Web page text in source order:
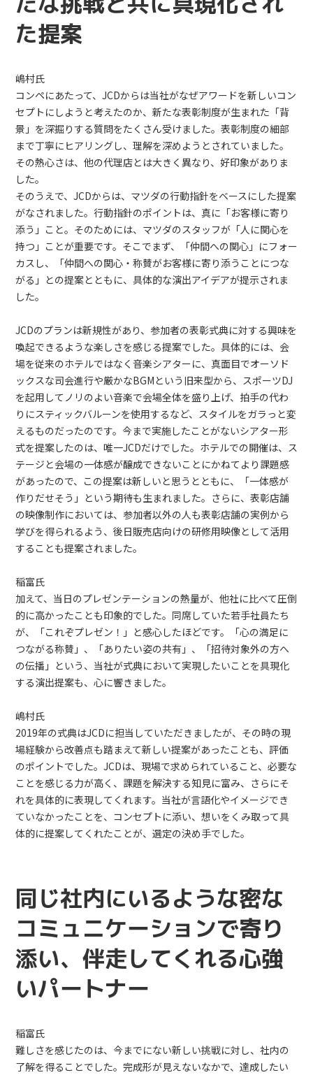
た提案
嶋村氏
コンペにあたって、JCDからは当社がなぜアワードを新しいコン
セプトにしようと考えたのか、新たな表彰制度が生まれた「背
景」を深掘りする質問をたくさん受けました。表彰制度の細部
まで丁寧にヒアリングし、理解を深めようとされていました。
その熱心さは、他の代理店とは大きく異なり、好印象がありま
した。
そのうえで、JCDからは、マツダの行動指針をベースにした提案
がなされました。行動指針のポイントは、真に「お客様に寄り
添う」こと。そのためには、マツダのスタッフが「人に関心を
持つ」ことが重要です。そこでまず、「仲間への関心」にフォー
カスし、「仲間への関心・称賛がお客様に寄り添うことにつな
がる」との提案とともに、具体的な演出アイデアが提示されま
した。
JCDのプランは新規性があり、参加者の表彰式典に対する興味を
喚起できるような楽しさを感じる提案でした。具体的には、会
場を従来のホテルではなく音楽シアターに、真面目でオーソド
ックスな司会進行や厳かなBGMという旧来型から、スポーツDJ
を起用してノリのよい音楽で会場全体を盛り上げ、拍手の代わ
りにスティックバルーンを使用するなど、スタイルをガラっと変
えるものだったのです。今まで実施したことがないシアター形
式を提案したのは、唯一JCDだけでした。ホテルでの開催は、ス
テージと会場の一体感が醸成できないことにかねてより課題感
があったので、この提案は新しいと思うとともに、「一体感が
作りだせそう」という期待も生まれました。さらに、表彰店舗
の映像制作においては、参加者以外の人も表彰店舗の実例から
学びを得られるよう、後日販売店向けの研修用映像として活用
することも提案されました。
稲富氏
加えて、当日のプレゼンテーションの熱量が、他社に比べて圧倒
的に高かったことも印象的でした。同席していた若手社員たち
が、「これぞプレゼン！」と感心したほどです。「心の満足に
つながる称賛」、「ありたい姿の共有」、「招待対象外の方へ
の伝播」という、当社が式典において実現したいことを具現化
する演出提案も、心に響きました。
嶋村氏
2019年の式典はJCDに担当していただきましたが、その時の現
場経験から改善点も踏まえて新しい提案があったことも、評価
のポイントでした。JCDは、現場で求められていること、必要な
ことを感じる力が高く、課題を解決する知見に富み、さらにそ
れを具体的に表現してくれます。当社が言語化やイメージでき
ていなかったことを、コンセプトに添い、想いをくみ取って具
体的に提案してくれたことが、選定の決め手でした。
同じ社内にいるような密な
コミュニケーションで寄り
添い、伴走してくれる心強
いパートナー
稲富氏
難しさを感じたのは、今までにない新しい挑戦に対し、社内の
了解を得ることでした。完成形が見えないなかで、達成したい